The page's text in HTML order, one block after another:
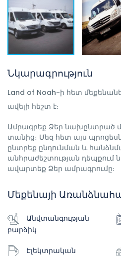
Նկարագրություն
Land of Noah-ի հետ
ավելի հեշտ է։
Ամրագրեք Ձեր նախընտրած
տանից։ Մեզ հետ այս
ընտրեք ընդունման և
անհրաժեշտության դեպքում
ավարտեք Ձեր ամրագրումը։
Մեքենայի
Անվտանգության
բարձիկ
Էլեկտրական